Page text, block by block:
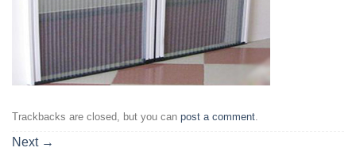
Trackbacks are closed, but you can post a comment.
Next →